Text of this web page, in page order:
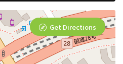
Get Directions